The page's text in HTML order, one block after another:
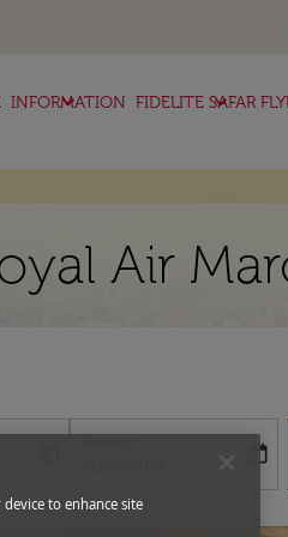
INFORMATION
keyboard_arrow_down FIDELITE SAFAR
keyboard_arrow_down
Air
fc-booking-return-date-today
to enhance site